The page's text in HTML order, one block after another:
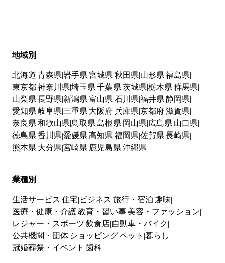
地域別
北海道 青森県 岩手県 宮城県 秋田県 山形県 福島県
東京都神奈川県 埼玉県 千葉県 茨城県 栃木県 群馬県
山梨県 長野県 新潟県 富山県 石川県 福井県 静岡県
愛知県 岐阜県 三重県 大阪府兵庫県 京都府滋賀県
奈良県 和歌山県 鳥取県 島根県 岡山県 広島県 山口県
徳島県 香川県 愛媛県 高知県 福岡県 佐賀県 長崎県
熊本県 大分県 宮崎県 鹿児島県 沖縄県
業種別
生活サービス 住宅 ビジネス 旅行・宿泊 趣味
医療・健康・介護教育・習い事 美容・ファッション
レジャー・スポーツ 飲食店 自動車・バイク
公共機関・団体 ショッピングペット 暮らし
冠婚葬祭・イベント 歯科